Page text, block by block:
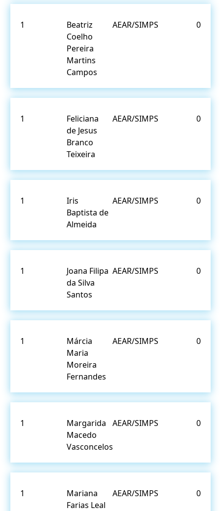
1
Beatriz
Coelho
Pereira
Martins
Campos
AEAR/SIMPS 0
1
Feliciana
de Jesus
Branco
Teixeira
AEAR/SIMPS 0
1
Iris
Baptista de
Almeida
AEAR/SIMPS 0
1
Joana Filipa
da Silva
Santos
AEAR/SIMPS 0
1
Márcia
Maria
Moreira
Fernandes
AEAR/SIMPS 0
1
Margarida
Macedo
Vasconcelos
AEAR/SIMPS 0
1
Mariana
Farias Leal
AEAR/SIMPS 0